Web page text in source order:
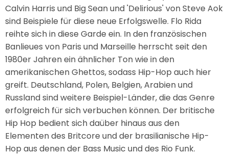
Calvin Harris und Big Sean und 'Delirious' von Steve Aok
sind Beispiele für diese neue Erfolgswelle. Flo Rida
reihte sich in diese Garde ein. In den französischen
Banlieues von Paris und Marseille herrscht seit den
1980er Jahren ein ähnlicher Ton wie in den
amerikanischen Ghettos, sodass Hip-Hop auch hier
greift. Deutschland, Polen, Belgien, Arabien und
Russland sind weitere Beispiel-Länder, die das Genre
erfolgreich für sich verbuchen können. Der britische
Hip Hop bedient sich daüber hinaus aus den
Elementen des Britcore und der brasilianische Hip-
Hop aus denen der Bass Music und des Rio Funk.